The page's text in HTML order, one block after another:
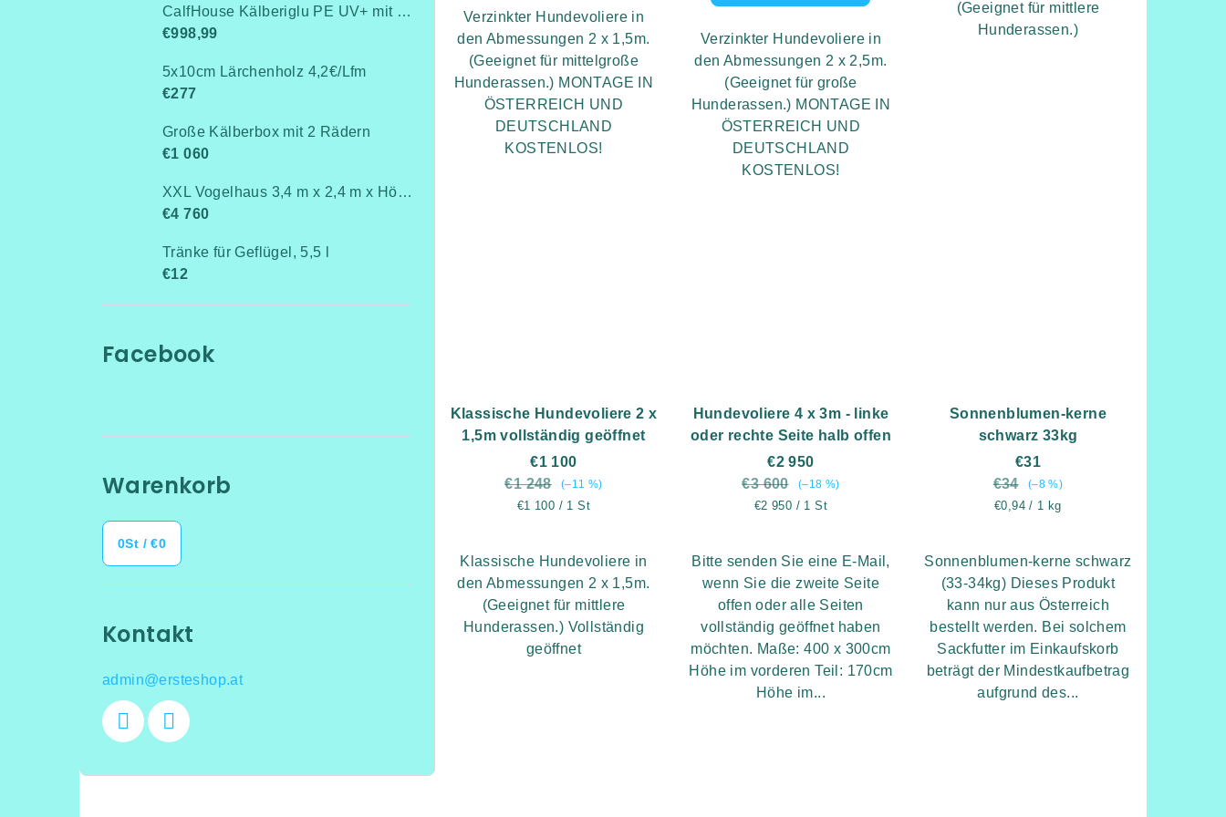
CalfHouse Kälberiglu PE UV+ mit schwerem Gitterzaun
€998,99
5x10cm Lärchenholz 4,2€/Lfm
€277
Große Kälberbox mit 2 Rädern
€1 060
XXL Vogelhaus 3,4 m x 2,4 m x Höhe 2,6 m
€4 760
Tränke für Geflügel, 5,5 l
€12
Facebook
Warenkorb
0St /€0
Kontakt
admin@ersteshop.at
Verzinkter Hundevoliere in
den Abmessungen 2 x 1,5m.
(Geeignet für mittelgroße
Hunderassen.) MONTAGE IN
ÖSTERREICH UND
DEUTSCHLAND
KOSTENLOS!
Verzinkter Hundevoliere in
den Abmessungen 2 x 2,5m.
(Geeignet für große
Hunderassen.) MONTAGE IN
ÖSTERREICH UND
DEUTSCHLAND
KOSTENLOS!
(Geeignet für mittlere
Hunderassen.)
Klassische Hundevoliere 2 x
1,5m vollständig geöffnet
€1 100
€1 248
(–11 %)
Verkaufspreis:
€1 100 / 1 St
Klassische Hundevoliere in
den Abmessungen 2 x 1,5m.
(Geeignet für mittlere
Hunderassen.) Vollständig
geöffnet
Hundevoliere 4 x 3m - linke
oder rechte Seite halb offen
€2 950
€3 600
(–18 %)
Verkaufspreis:
€2 950 / 1 St
Bitte senden Sie eine E-Mail,
wenn Sie die zweite Seite
offen oder alle Seiten
vollständig geöffnet haben
möchten. Maße: 400 x 300cm
Höhe im vorderen Teil: 170cm
Höhe im...
Sonnenblumen-kerne
schwarz 33kg
€31
€34
(–8 %)
Verkaufspreis:
€0,94 / 1 kg
Sonnenblumen-kerne schwarz
(33-34kg) Dieses Produkt
kann nur aus Österreich
bestellt werden. Bei solchem
Sackfutter im Einkaufskorb
beträgt der Mindestkaufbetrag
aufgrund des...